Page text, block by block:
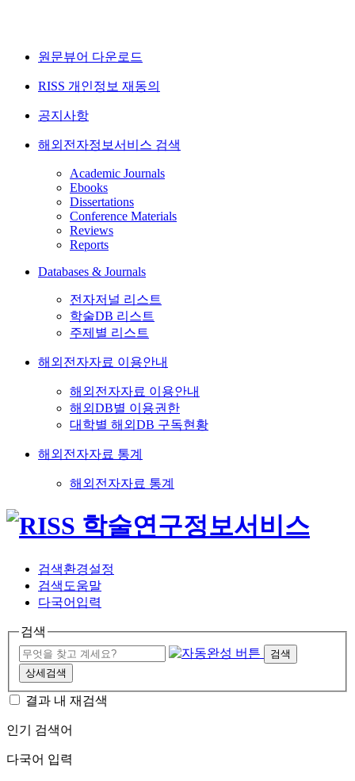
원문뷰어 다운로드
RISS 개인정보 재동의
공지사항
해외전자정보서비스 검색
Academic Journals
Ebooks
Dissertations
Conference Materials
Reviews
Reports
Databases & Journals
전자저널 리스트
학술DB 리스트
주제별 리스트
해외전자자료 이용안내
해외전자자료 이용안내
해외DB별 이용권한
대학별 해외DB 구독현황
해외전자자료 통계
해외전자자료 통계
검색환경설정
검색도움말
다국어입력
검색
검색
상세검색
결과 내 재검색
인기 검색어
다국어 입력